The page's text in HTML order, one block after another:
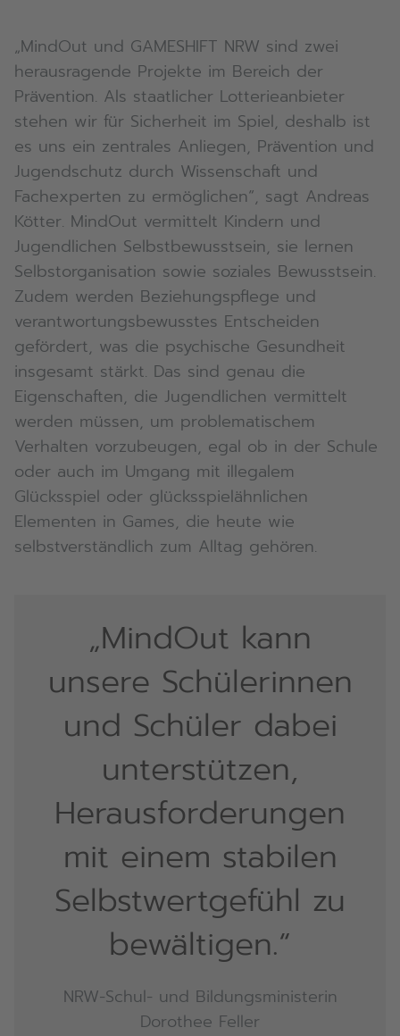
„MindOut und GAMESHIFT NRW sind zwei
herausragende Projekte im Bereich der
Prävention. Als staatlicher Lotterieanbieter
stehen wir für Sicherheit im Spiel, deshalb ist
es uns ein zentrales Anliegen, Prävention und
Jugendschutz durch Wissenschaft und
Fachexperten zu ermöglichen“, sagt Andreas
Kötter. MindOut vermittelt Kindern und
Jugendlichen Selbstbewusstsein, sie lernen
Selbstorganisation sowie soziales Bewusstsein.
Zudem werden Beziehungspflege und
verantwortungsbewusstes Entscheiden
gefördert, was die psychische Gesundheit
insgesamt stärkt. Das sind genau die
Eigenschaften, die Jugendlichen vermittelt
werden müssen, um problematischem
Verhalten vorzubeugen, egal ob in der Schule
oder auch im Umgang mit illegalem
Glücksspiel oder glücksspielähnlichen
Elementen in Games, die heute wie
selbstverständlich zum Alltag gehören.
„MindOut kann
unsere Schülerinnen
und Schüler dabei
unterstützen,
Herausforderungen
mit einem stabilen
Selbstwertgefühl zu
bewältigen.“
NRW-Schul- und Bildungsministerin
Dorothee Feller